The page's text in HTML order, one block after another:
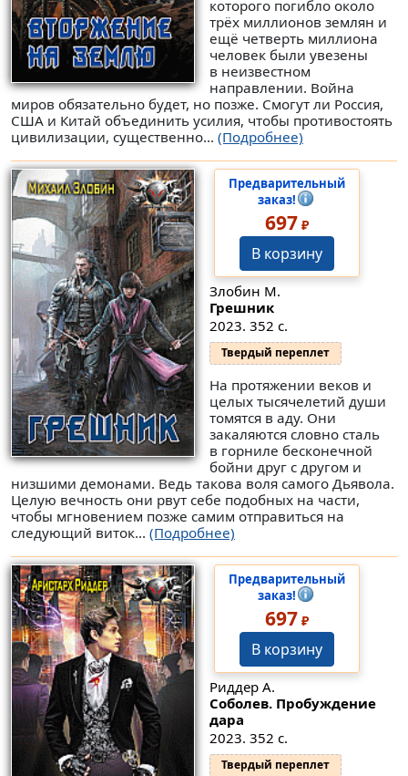
которого погибло около
трёх миллионов землян и
ещё четверть миллиона
человек были увезены
в неизвестном
направлении. Война
миров обязательно будет, но позже. Смогут ли Россия,
США и Китай объединить усилия, чтобы противостоять
цивилизации, существенно... (Подробнее)
Предварительный
заказ!
697₽
В корзину
Злобин М.
Грешник
2023. 352 с.
Твердый переплет
На протяжении веков и
целых тысячелетий души
томятся в аду. Они
закаляются словно сталь
в горниле бесконечной
бойни друг с другом и
низшими демонами. Ведь такова воля самого Дьявола.
Целую вечность они рвут себе подобных на части,
чтобы мгновением позже самим отправиться на
следующий виток... (Подробнее)
Предварительный
заказ!
697₽
В корзину
Риддер А.
Соболев. Пробуждение
дара
2023. 352 с.
Твердый переплет